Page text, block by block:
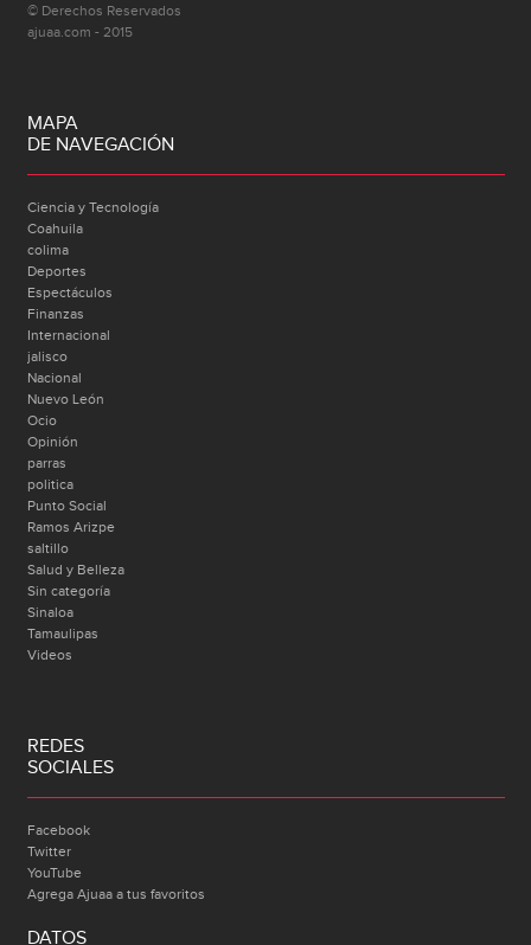
© Derechos Reservados
ajuaa.com - 2015
MAPA
DE NAVEGACIÓN
Ciencia y Tecnología
Coahuila
colima
Deportes
Espectáculos
Finanzas
Internacional
jalisco
Nacional
Nuevo León
Ocio
Opinión
parras
politica
Punto Social
Ramos Arizpe
saltillo
Salud y Belleza
Sin categoría
Sinaloa
Tamaulipas
Videos
REDES
SOCIALES
Facebook
Twitter
YouTube
Agrega Ajuaa a tus favoritos
DATOS